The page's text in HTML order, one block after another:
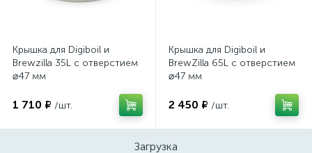
Крышка для Digiboil и
Brewzilla 35L с отверстием
⌀47 мм
1 710 ₽ /шт.
Крышка для Digiboil и
BrewZilla 65L с отверстием
⌀47 мм
2 450 ₽ /шт.
Загрузка